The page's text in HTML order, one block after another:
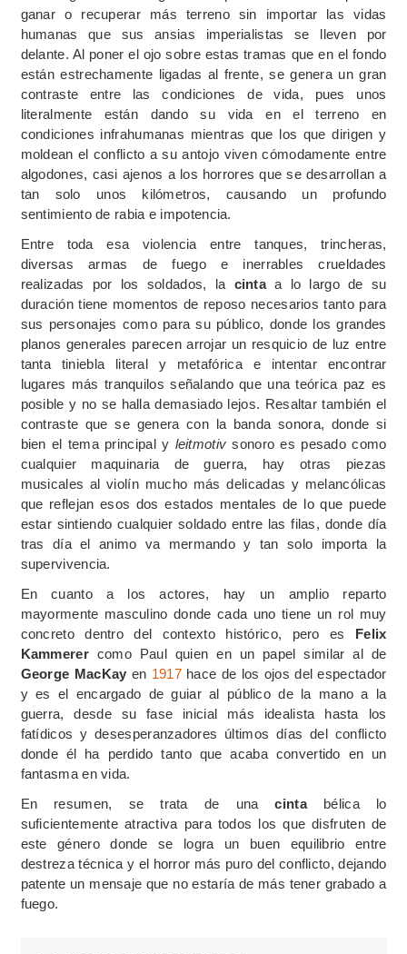
ganar o recuperar más terreno sin importar las vidas
humanas que sus ansias imperialistas se lleven por
delante. Al poner el ojo sobre estas tramas que en el fondo
están estrechamente ligadas al frente, se genera un gran
contraste entre las condiciones de vida, pues unos
literalmente están dando su vida en el terreno en
condiciones infrahumanas mientras que los que dirigen y
moldean el conflicto a su antojo viven cómodamente entre
algodones, casi ajenos a los horrores que se desarrollan a
tan solo unos kilómetros, causando un profundo
sentimiento de rabia e impotencia.
Entre toda esa violencia entre tanques, trincheras,
diversas armas de fuego e inerrables crueldades
realizadas por los soldados, la cintaa lo largo de su
duración tiene momentos de reposo necesarios tanto para
sus personajes como para su público, donde los grandes
planos generales parecen arrojar un resquicio de luz entre
tanta tiniebla literal y metafórica e intentar encontrar
lugares más tranquilos señalando que una teórica paz es
posible y no se halla demasiado lejos. Resaltar también el
contraste que se genera con la banda sonora, donde si
bien el tema principal y leitmotiv sonoro es pesado como
cualquier maquinaria de guerra, hay otras piezas
musicales al violín mucho más delicadas y melancólicas
que reflejan esos dos estados mentales de lo que puede
estar sintiendo cualquier soldado entre las filas, donde día
tras día el animo va mermando y tan solo importa la
supervivencia.
En cuanto a los actores, hay un amplio reparto
mayormente masculino donde cada uno tiene un rol muy
concreto dentro del contexto histórico, pero es Felix
Kammerercomo Paul quien en un papel similar al de
George MacKay en 1917hace de los ojos del espectador
y es el encargado de guiar al público de la mano a la
guerra, desde su fase inicial más idealista hasta los
fatídicos y desesperanzadores últimos días del conflicto
donde él ha perdido tanto que acaba convertido en un
fantasma en vida.
En resumen, se trata de unacintabélica lo
suficientemente atractiva para todos los que disfruten de
este género donde se logra un buen equilibrio entre
destreza técnica y el horror más puro del conflicto, dejando
patente un mensaje que no estaría de más tener grabado a
fuego.